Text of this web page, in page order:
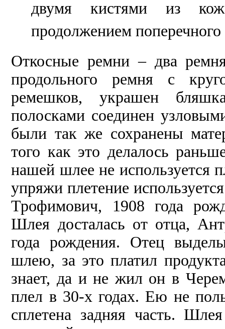
двумя кистями из
продолжением
Откосные ремни – два
продольного ремня с
ремешков, украшен
полосками соединен
были так же сохранены
того как это делалось
нашей шлее не используется
упряжи плетение
Трофимович, 1908 года
Шлея досталась от отца,
года рождения. Отец
шлею, за это платил
знает, да и не жил он в
плел в 30-х годах. Ею не
сплетена задняя часть.